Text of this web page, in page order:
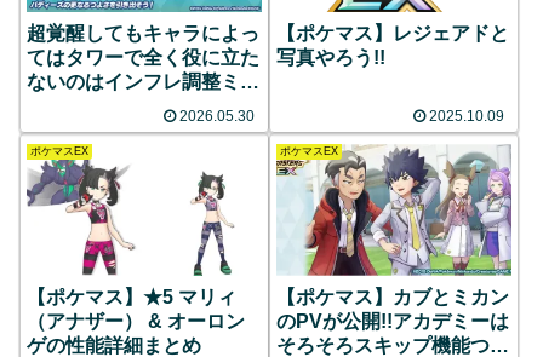
超覚醒してもキャラによっ
てはタワーで全く役に立た
ないのはインフレ調整ミス
2026.05.30
【ポケマス】レジェアドと
写真やろう!!
2025.10.09
ポケマスEX
【ポケマス】★5 マリィ
（アナザー） & オーロン
ゲの性能詳細まとめ
ポケマスEX
【ポケマス】カブとミカン
のPVが公開!!アカデミーは
そろそろスキップ機能つけ